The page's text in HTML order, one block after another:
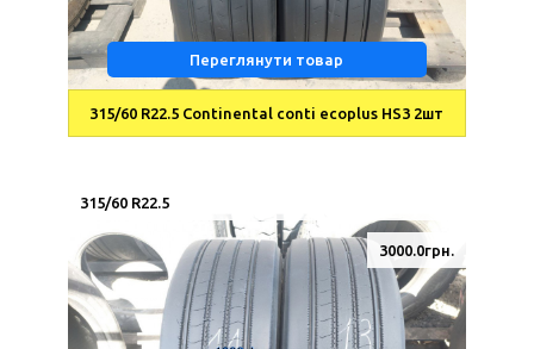
Переглянути товар
315/60 R22.5 Continental conti ecoplus HS3 2шт
315/60 R22.5
3000.0грн.